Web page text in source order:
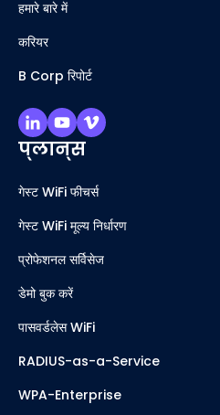
हमारे बारे में
करियर
B Corp रिपोर्ट
प्लान्स
गेस्ट WiFi फीचर्स
गेस्ट WiFi मूल्य निर्धारण
प्रोफेशनल सर्विसेज
डेमो बुक करें
पासवर्डलेस WiFi
RADIUS-as-a-Service
WPA-Enterprise